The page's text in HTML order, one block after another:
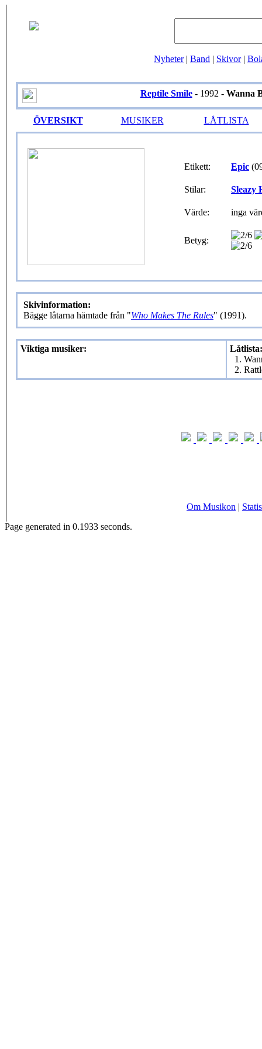
Nyheter| Band | Skivor|
Reptile Smile- 1992 - Wanna
ÖVERSIKT MUSIKER LÅTLISTA
Etikett: Epic
Stilar: Sleazy
Värde: inga
Betyg:
Skivinformation:
Bägge låtarna hämtade från "Who Makes The Rules" (1991).
Viktiga musiker:
Låtlista:
1.
2.
Om Musikon |
Page generated in 0.1933 seconds.